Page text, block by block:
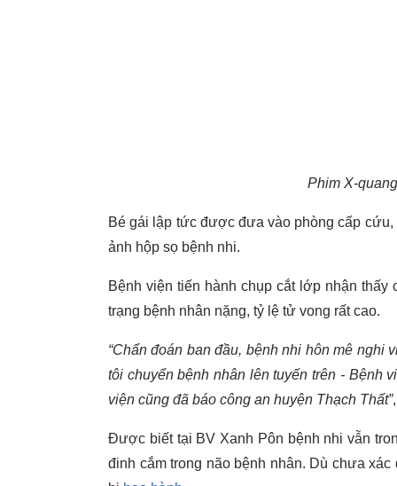
Phim X-
Bé gái lập tức được đưa vào phòng cấp
ảnh hộp sọ bệnh nhi.
Bệnh viện tiến hành chụp cắt lớp nhận
trạng bệnh nhân nặng, tỷ lệ tử vong rất cao.
“Chẩn đoán ban đầu, bệnh nhi hôn mê nghi
tôi chuyển bệnh nhân lên tuyến trên - Bệnh
viện cũng đã báo công an huyện Thạch Thất”
Được biết tại BV Xanh Pôn bệnh nhi vẫn
đinh cắm trong não bệnh nhân. Dù chưa